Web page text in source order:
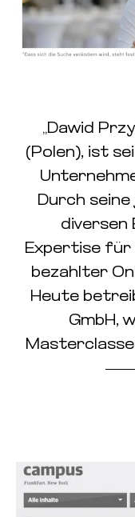
„Dawid
(Polen), ist
Durch
diversen
Expertise für
bezahlter
Heute
GmbH,